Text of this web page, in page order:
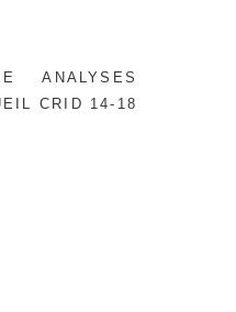
ANALYSES
CRID 14-18